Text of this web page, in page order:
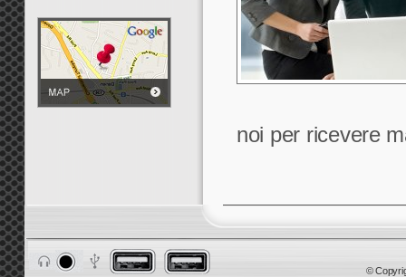
noi per ricevere
©